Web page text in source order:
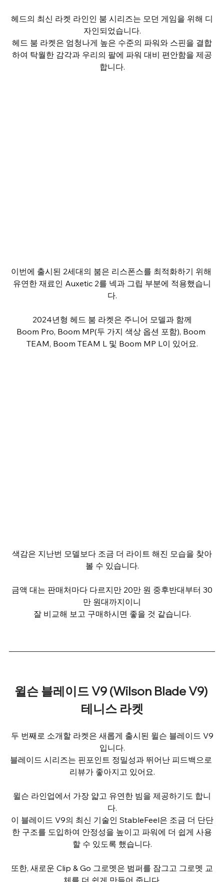
헤드의 최신 라켓 라인인 붐 시리즈는 모던 게임을 위해 디
자인되었습니다.
헤드 붐 라켓은 엄청나게 높은 수준의 파워와 스핀을 결합
하여 탁월한 감각과 우리의 팔에 파워 대비 편안함을 제공
합니다.
이번에 출시된 2세대의 붐은 리스폰스를 최적화하기 위해
유연한 재료인 Auxetic 2를 넥과 그립 부분에 적용했습니
다.
2024년형 헤드 붐 라켓은 주니어 모델과 함께
Boom Pro, Boom MP(두 가지 색상 옵션 포함), Boom
TEAM, Boom TEAM L 및 Boom MP L이 있어요.
색감은 지난번 모델보다 조금 더 라이트 해진 모습을 찾아
볼 수 있습니다.
금액 대는 판매처마다 다르지만 20만 원 중후반대부터 30
만 원대까지이니
잘 비교해 보고 구매하시면 좋을 것 같습니다.
윌슨 블레이드 V9 (Wilson Blade V9)
테니스 라켓
두 번째로 소개할 라켓은 새롭게 출시된 윌슨 블레이드 V9
입니다.
블레이드 시리즈는 핀포인트 정밀성과 뛰어난 피드백으로
리뷰가 좋아지고 있어요.
윌슨 라인업에서 가장 얇고 유연한 빔을 제공하기도 합니
다.
이 블레이드 V9의 최신 기술인 StableFeel은 조금 더 단단
한 구조를 도입하여 안정성을 높이고 파워에 더 쉽게 사용
할 수 있도록 했습니다.
또한, 새로운 Clip & Go 그로멧은 범퍼를 잠그고 그로멧 교